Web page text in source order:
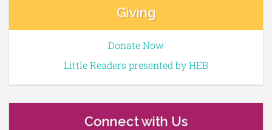
Giving
Donate Now
Little Readers presented by HEB
Connect with Us